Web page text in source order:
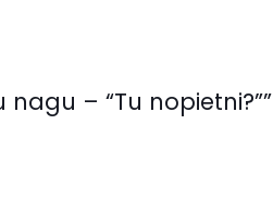
– “Tu nopietni?””